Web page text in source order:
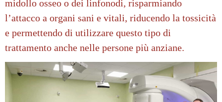
midollo osseo o dei linfonodi, risparmiando
l’attacco a organi sani e vitali, riducendo la tossicità
e permettendo di utilizzare questo tipo di
trattamento anche nelle persone più anziane.